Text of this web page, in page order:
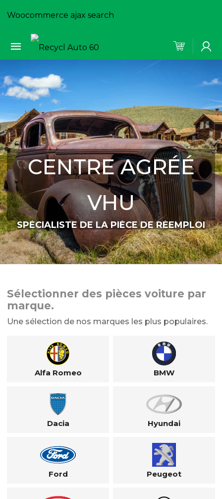
Woocommerce ajax search
CENTRE AGRÉÉ
VHU
SPÉCIALISTE DE LA PIÈCE DE RÉEMPLOI
Sélectionner des pièces voiture par
marque.
Une sélection de nos marques les plus populaires.
Alfa Romeo BMW
Dacia Hyundai
Ford Peugeot